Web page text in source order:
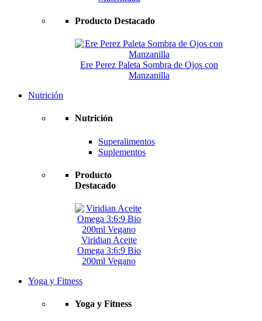
Producto Destacado
Ere Perez Paleta Sombra de Ojos con
Manzanilla
Nutrición
Nutrición
Superalimentos
Suplementos
Producto
Destacado
Viridian Aceite
Omega 3:6:9 Bio
200ml Vegano
Yoga y Fitness
Yoga y Fitness